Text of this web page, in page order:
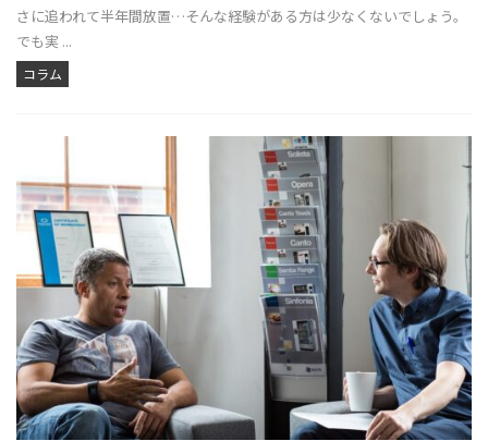
さに追われて半年間放置…そんな経験がある方は少なくないでしょう。
でも実 ...
コラム